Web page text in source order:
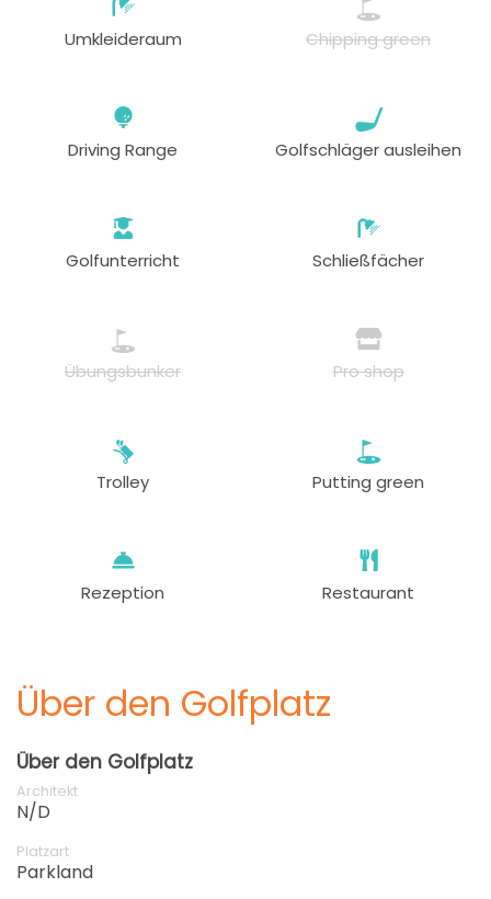
Umkleideraum Chipping green
Driving Range Golfschläger ausleihen
Golfunterricht Schließfächer
Übungsbunker Pro shop
Trolley Putting green
Rezeption Restaurant
Über den Golfplatz
Über den Golfplatz
Architekt
N/D
Platzart
Parkland